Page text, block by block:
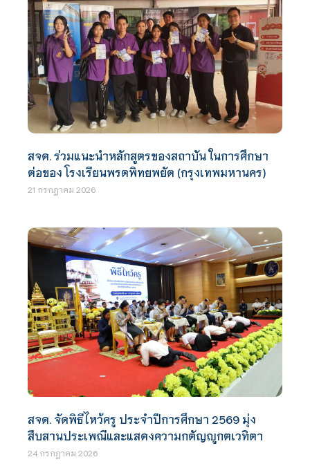
สจด. ร่วมแนะนำหลักสูตรของสถาบัน ในการศึกษา
ต่อของ โรงเรียนพรตพิทยพยัต (กรุงเทพมหานคร)
21 กรกฎาคม 2026
สจด. จัดพิธีไหว้ครู ประจำปีการศึกษา 2569 มุ่ง
สืบสานประเพณีและแสดงความกตัญญูกตเวทิตา
24 กรกฎาคม 2026